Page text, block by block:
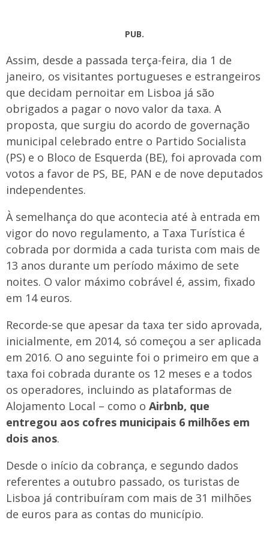
PUB.
Assim, desde a passada terça-feira, dia 1 de
janeiro, os visitantes portugueses e estrangeiros
que decidam pernoitar em Lisboa já são
obrigados a pagar o novo valor da taxa. A
proposta, que surgiu do acordo de governação
municipal celebrado entre o Partido Socialista
(PS) e o Bloco de Esquerda (BE), foi aprovada com
votos a favor de PS, BE, PAN e de nove deputados
independentes.
À semelhança do que acontecia até à entrada em
vigor do novo regulamento, a Taxa Turística é
cobrada por dormida a cada turista com mais de
13 anos durante um período máximo de sete
noites. O valor máximo cobrável é, assim, fixado
em 14 euros.
Recorde-se que apesar da taxa ter sido aprovada,
inicialmente, em 2014, só começou a ser aplicada
em 2016. O ano seguinte foi o primeiro em que a
taxa foi cobrada durante os 12 meses e a todos
os operadores, incluindo as plataformas de
Alojamento Local – como o Airbnb, que
entregou aos cofres municipais 6 milhões em
dois anos.
Desde o início da cobrança, e segundo dados
referentes a outubro passado, os turistas de
Lisboa já contribuíram com mais de 31 milhões
de euros para as contas do município.